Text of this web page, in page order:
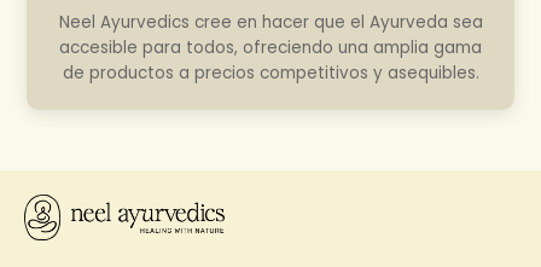
Neel Ayurvedics cree en hacer que el Ayurveda sea
accesible para todos, ofreciendo una amplia gama
de productos a precios competitivos y asequibles.